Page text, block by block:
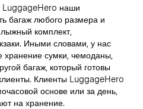
LuggageHero наши
багаж любого размера и
комплект,
Иными словами, у нас
хранение сумки, чемоданы,
багаж, который готовы
Клиенты LuggageHero
основе или за день,
на хранение.